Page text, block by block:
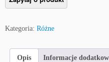
Kategoria: Różne
Opis Informacje